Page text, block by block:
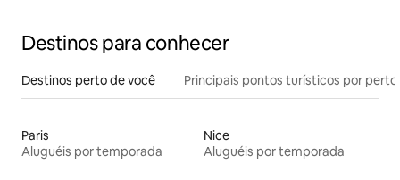
Destinos para conhecer
Destinos perto de você Principais pontos turísticos por perto
Paris
Aluguéis por temporada
Nice
Aluguéis por temporada